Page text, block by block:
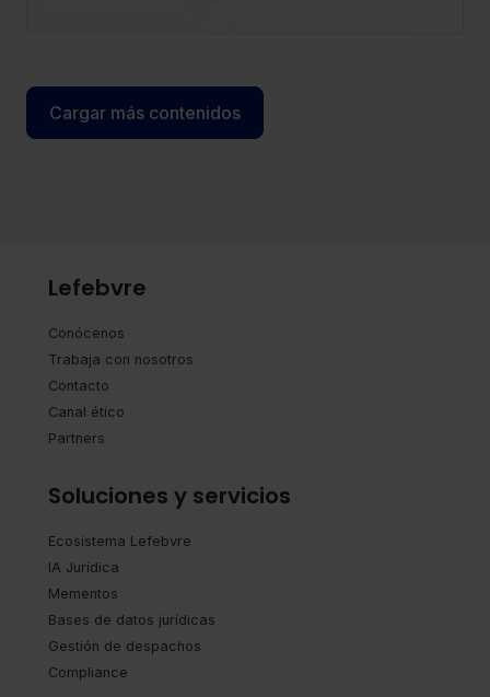
duración.
Cargar más contenidos
Lefebvre
Conócenos
Trabaja con nosotros
Contacto
Canal ético
Partners
Soluciones y servicios
Ecosistema Lefebvre
IA Jurídica
Mementos
Bases de datos jurídicas
Gestión de despachos
Compliance